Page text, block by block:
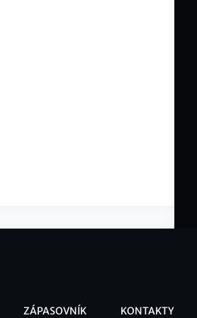
ZÁPASOVNÍK KONTAKTY